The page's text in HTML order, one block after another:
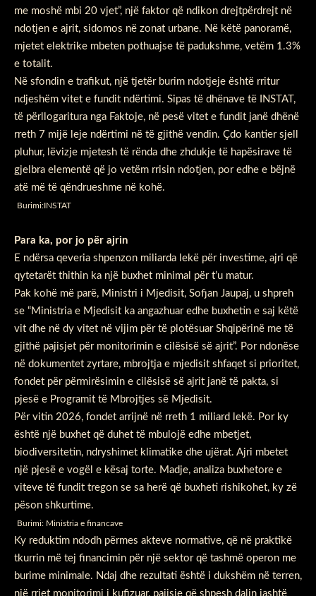
me moshë mbi 20 vjet”, një faktor që ndikon drejtpërdrejt në
ndotjen e ajrit, sidomos në zonat urbane. Në këtë panoramë,
mjetet elektrike mbeten pothuajse të padukshme, vetëm 1.3%
e totalit.
Në sfondin e trafikut, një tjetër burim ndotjeje është rritur
ndjeshëm vitet e fundit ndërtimi. Sipas të dhënave të INSTAT,
të përllogaritura nga Faktoje, në pesë vitet e fundit janë dhënë
rreth 7 mijë leje ndërtimi në të gjithë vendin. Çdo kantier sjell
pluhur, lëvizje mjetesh të rënda dhe zhdukje të hapësirave të
gjelbra elementë që jo vetëm rrisin ndotjen, por edhe e bëjnë
atë më të qëndrueshme në kohë.
Burimi:INSTAT
Para ka, por jo për ajrin
E ndërsa qeveria shpenzon miliarda lekë për investime, ajri që
qytetarët thithin ka një buxhet minimal për t’u matur.
Pak kohë më parë, Ministri i Mjedisit, Sofjan Jaupaj, u shpreh
se “Ministria e Mjedisit ka angazhuar edhe buxhetin e saj këtë
vit dhe në dy vitet në vijim për të plotësuar Shqipërinë me të
gjithë pajisjet për monitorimin e cilësisë së ajrit”. Por ndonëse
në dokumentet zyrtare, mbrojtja e mjedisit shfaqet si prioritet,
fondet për përmirësimin e cilësisë së ajrit janë të pakta, si
pjesë e Programit të Mbrojtjes së Mjedisit.
Për vitin 2026, fondet arrijnë në rreth 1 miliard lekë. Por ky
është një buxhet që duhet të mbulojë edhe mbetjet,
biodiversitetin, ndryshimet klimatike dhe ujërat. Ajri mbetet
një pjesë e vogël e kësaj torte. Madje, analiza buxhetore e
viteve të fundit tregon se sa herë që buxheti rishikohet, ky zë
pëson shkurtime.
Burimi: Ministria e financave
Ky reduktim ndodh përmes akteve normative, që në praktikë
tkurrin më tej financimin për një sektor që tashmë operon me
burime minimale. Ndaj dhe rezultati është i dukshëm në terren,
një rrjet monitorimi i kufizuar, pajisje që shpesh dalin jashtë